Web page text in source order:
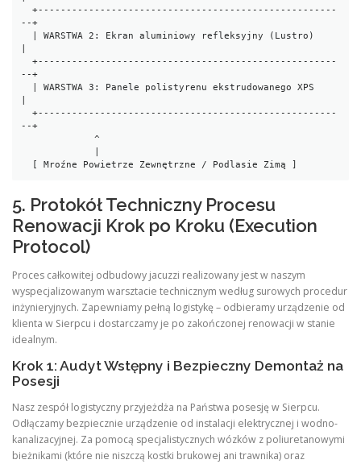
  +-----------------------------------------------------
--+
  +-----------------------------------------------------
--+
  +-----------------------------------------------------
--+
             ^
5. Protokół Techniczny Procesu
Renowacji Krok po Kroku (Execution
Protocol)
Proces całkowitej odbudowy jacuzzi realizowany jest w naszym
wyspecjalizowanym warsztacie technicznym według surowych procedur
inżynieryjnych. Zapewniamy pełną logistykę – odbieramy urządzenie od
klienta w Sierpcu i dostarczamy je po zakończonej renowacji w stanie
idealnym.
Krok 1: Audyt Wstępny i Bezpieczny Demontaż na
Posesji
Nasz zespół logistyczny przyjeżdża na Państwa posesję w Sierpcu.
Odłączamy bezpiecznie urządzenie od instalacji elektrycznej i wodno-
kanalizacyjnej. Za pomocą specjalistycznych wózków z poliuretanowymi
bieżnikami (które nie niszczą kostki brukowej ani trawnika) oraz